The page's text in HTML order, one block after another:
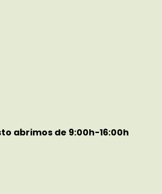
abrimos de 9:00h-16:00h